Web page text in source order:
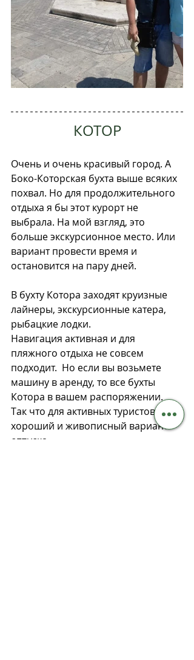
КОТОР
Очень и очень красивый город. А
Боко-Которская бухта выше всяких
похвал. Но для продолжительного
отдыха я бы этот курорт не
выбрала. На мой взгляд, это
больше экскурсионное место. Или
вариант провести время и
остановится на пару дней.
В бухту Котора заходят круизные
лайнеры, экскурсионные катера,
рыбацкие лодки.
Навигация активная и для
пляжного отдыха не совсем
подходит.  Но если вы возьмете
машину в аренду, то все бухты
Котора в вашем распоряжении.
Так что для активных туристов это
хороший и живописный вариант
отпуска.